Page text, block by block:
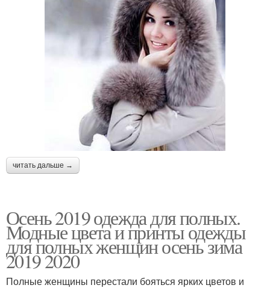
читать дальше →
Осень 2019 одежда для полных.
Модные цвета и принты одежды
для полных женщин осень зима
2019 2020
Полные женщины перестали бояться ярких цветов и